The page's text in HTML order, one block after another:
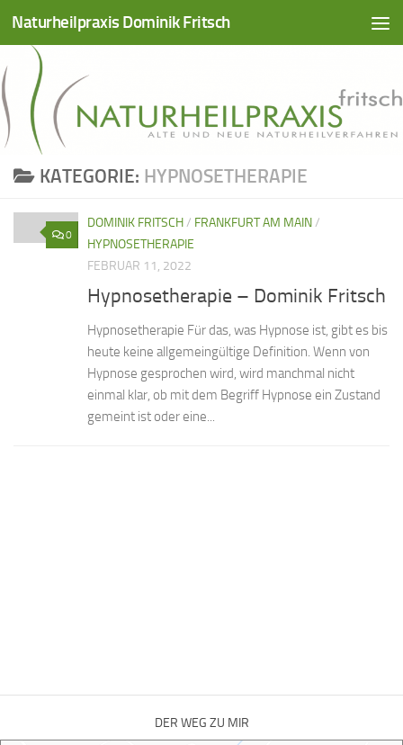
Zum Inhalt springen
Naturheilpraxis Dominik Fritsch
KATEGORIE: HYPNOSETHERAPIE
0
DOMINIK FRITSCH/ FRANKFURT AM MAIN/
HYPNOSETHERAPIE
FEBRUAR 11, 2022
Hypnosetherapie – Dominik Fritsch
Hypnosetherapie Für das, was Hypnose ist, gibt es bis
heute keine allgemeingültige Definition. Wenn von
Hypnose gesprochen wird, wird manchmal nicht
einmal klar, ob mit dem Begriff Hypnose ein Zustand
gemeint ist oder eine...
DER WEG ZU MIR